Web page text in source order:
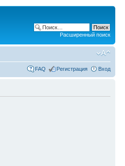
Расширенный поиск
FAQ Регистрация Вход